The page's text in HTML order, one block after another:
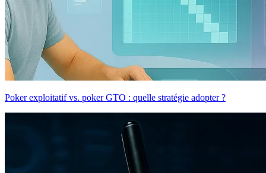
Poker exploitatif vs. poker GTO : quelle stratégie adopter ?